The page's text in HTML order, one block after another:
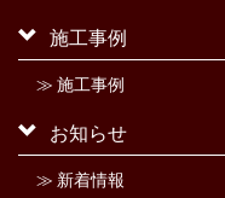
施工事例
≫ 施工事例
お知らせ
≫ 新着情報